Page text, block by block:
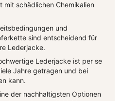
mit schädlichen Chemikalien
und
sind entscheidend für
Lederjacke.
Lederjacke ist per se
Jahre getragen und bei
kann.
der nachhaltigsten Optionen